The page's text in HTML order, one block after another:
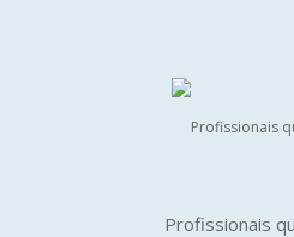
Profissionais